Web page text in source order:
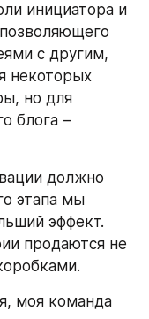
инициатора и
с другим,
некоторых
но для
блога –
должно
этапа мы
эффект.
продаются не
моя команда